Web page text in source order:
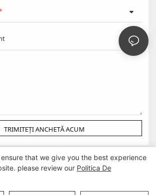
TRIMITEȚI ANCHETĂ ACUM
DG Furniture Co., Ltd. |
that we give you the best experience
please review our Politica De